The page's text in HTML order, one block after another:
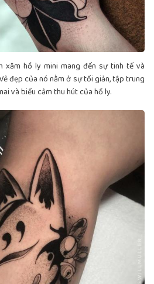
xăm hồ ly mini mang đến sự tinh tế và
đẹp của nó nằm ở sự tối giản, tập trung
và biểu cảm thu hút của hồ ly.